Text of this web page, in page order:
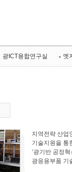
광ICT융합연구실 엣
지역전략 산업
기술지원을 통
‘광기반 공정
광응용부품 기